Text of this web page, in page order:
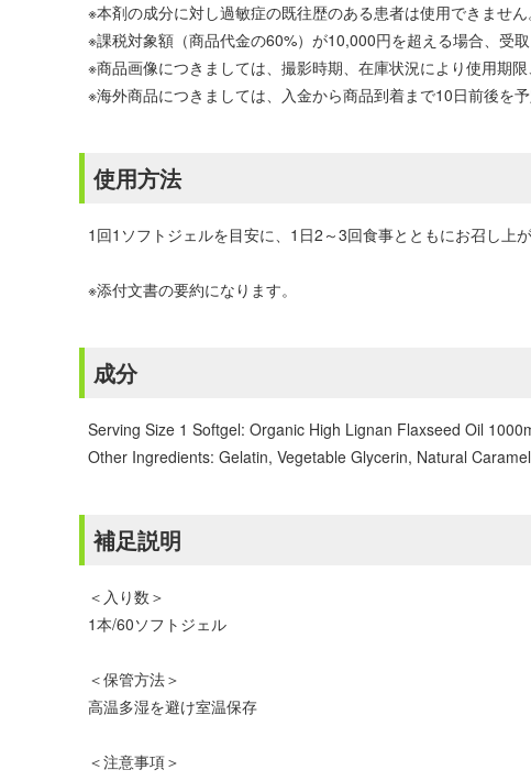
※本剤の成分に対し過敏症の既往歴のある患者は使用できません
※課税対象額（商品代金の60%）が10,000円を超える場合、受
※商品画像につきましては、撮影時期、在庫状況により使用期
※海外商品につきましては、入金から商品到着まで10日前後を
使用方法
1回1ソフトジェルを目安に、1日2～3回食事とともにお召し上が
※添付文書の要約になります。
成分
Serving Size 1 Softgel: Organic High Lignan Flaxseed Oil
Other Ingredients: Gelatin, Vegetable Glycerin, Natural
補足説明
＜入り数＞
1本/60ソフトジェル
＜保管方法＞
高温多湿を避け室温保存
＜注意事項＞